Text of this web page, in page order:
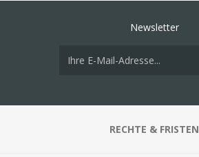
Newsletter
RECHTE & FRISTEN